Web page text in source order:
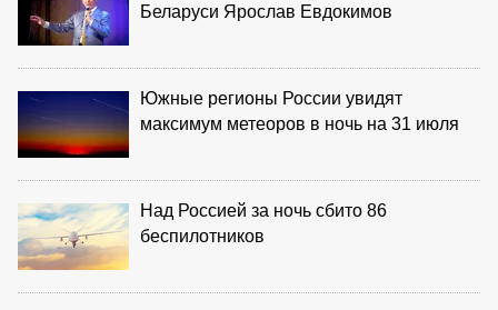
Беларуси Ярослав Евдокимов
Южные регионы России увидят
максимум метеоров в ночь на 31 июля
Над Россией за ночь сбито 86
беспилотников